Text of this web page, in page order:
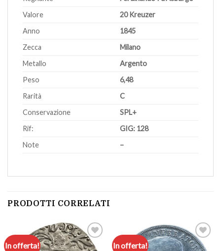
Valore
20 Kreuzer
Anno
1845
Zecca
Milano
Metallo
Argento
Peso
6,48
Rarità
C
Conservazione
SPL+
Rif:
GIG: 128
Note
–
PRODOTTI CORRELATI
In offerta! In offerta!